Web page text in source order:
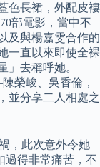
色長裙，外配皮褸
部電影，當中不
及與楊嘉雯合作的
一直以來即使全裸
」去稱呼她。
榮峻、吳香倫，
並分享二人相處之
，此次意外令她
過得非常痛苦，不